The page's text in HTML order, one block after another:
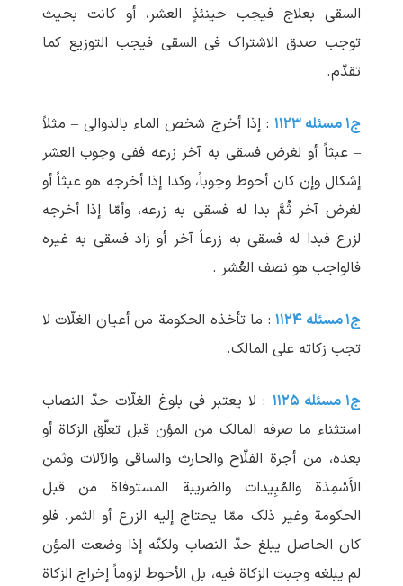
السقی بعلاج فیجب حینئذٍ العشر، أو کانت بحیث
توجب صدق الاشتراک فی السقی فیجب التوزیع کما
تقدّم.
ج۱ مسئله ۱۱۲۳
: إذا أخرج شخص الماء بالدوالی – مثلاً
– عبثاً أو لغرض فسقی به آخر زرعه ففی وجوب العشر
إشکال وإن کان أحوط وجوباً، وکذا إذا أخرجه هو عبثاً أو
لغرض آخر ثُمَّ بدا له فسقی به زرعه، وأمّا إذا أخرجه
لزرع فبدا له فسقی به زرعاً آخر أو زاد فسقی به غیره
فالواجب هو نصف العُشر .
ج۱ مسئله ۱۱۲۴
: ما تأخذه الحکومة من أعیان الغلّات لا
تجب زکاته علی المالک.
ج۱ مسئله ۱۱۲۵
: لا یعتبر فی بلوغ الغلّات حدّ النصاب
استثناء ما صرفه المالک من المؤن قبل تعلّق الزکاة أو
بعده، من أجرة الفلّاح والحارث والساقی والآلات وثمن
الأَسْمِدَة والمُبِیدات والضریبة المستوفاة من قبل
الحکومة وغیر ذلک ممّا یحتاج إلیه الزرع أو الثمر، فلو
کان الحاصل یبلغ حدّ النصاب ولکنّه إذا وضعت المؤن
لم ‏یبلغه وجبت الزکاة فیه، بل الأحوط لزوماً إخراج الزکاة